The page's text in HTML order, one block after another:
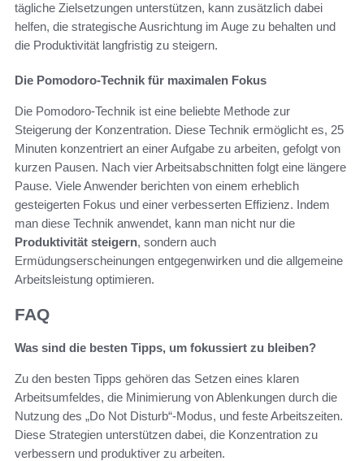
tägliche Zielsetzungen unterstützen, kann zusätzlich dabei
helfen, die strategische Ausrichtung im Auge zu behalten und
die Produktivität langfristig zu steigern.
Die Pomodoro-Technik für maximalen Fokus
Die Pomodoro-Technik ist eine beliebte Methode zur
Steigerung der Konzentration. Diese Technik ermöglicht es, 25
Minuten konzentriert an einer Aufgabe zu arbeiten, gefolgt von
kurzen Pausen. Nach vier Arbeitsabschnitten folgt eine längere
Pause. Viele Anwender berichten von einem erheblich
gesteigerten Fokus und einer verbesserten Effizienz. Indem
man diese Technik anwendet, kann man nicht nur die
Produktivität steigern, sondern auch
Ermüdungserscheinungen entgegenwirken und die allgemeine
Arbeitsleistung optimieren.
FAQ
Was sind die besten Tipps, um fokussiert zu bleiben?
Zu den besten Tipps gehören das Setzen eines klaren
Arbeitsumfeldes, die Minimierung von Ablenkungen durch die
Nutzung des „Do Not Disturb“-Modus, und feste Arbeitszeiten.
Diese Strategien unterstützen dabei, die Konzentration zu
verbessern und produktiver zu arbeiten.